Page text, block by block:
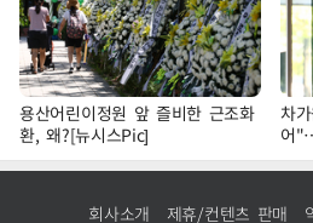
용산어린이정원 앞 즐비한 근조화
환, 왜?[뉴시스Pic]
차
어
파장
회사소개 제휴/컨텐츠 판매